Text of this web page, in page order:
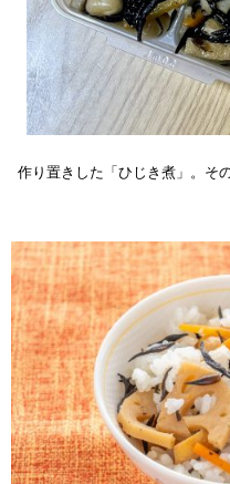
作り置きした「ひじき煮」。そ